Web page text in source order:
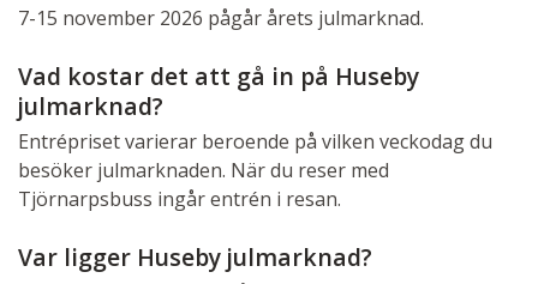
7-15 november 2026 pågår årets julmarknad.
Vad kostar det att gå in på Huseby
julmarknad?
Entrépriset varierar beroende på vilken veckodag du
besöker julmarknaden. När du reser med
Tjörnarpsbuss ingår entrén i resan.
Var ligger Huseby julmarknad?